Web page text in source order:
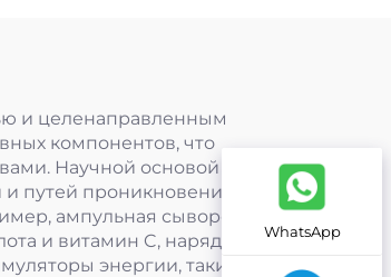
и целенаправленным
компонентов, что
Научной основой для
путей проникновения
ампульная сыворотка
и витамин C, наряду с
энергии, такие как
WhatsApp